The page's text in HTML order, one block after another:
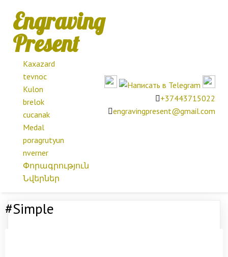
Engraving
Present
Kaxazard
tevnoc
Kulon
brelok
cucanak
Medal
poragrutyun
nverner
Փորագրություն
Նվերներ
+37443715022
engravingpresent@gmail.com
#Simple